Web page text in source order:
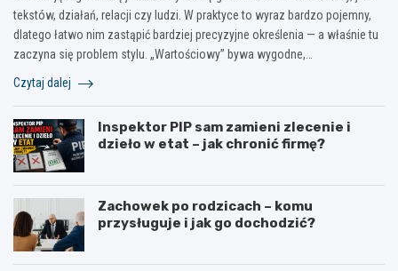
tekstów, działań, relacji czy ludzi. W praktyce to wyraz bardzo pojemny,
dlatego łatwo nim zastąpić bardziej precyzyjne określenia — a właśnie tu
zaczyna się problem stylu. „Wartościowy” bywa wygodne,…
Czytaj dalej
Inspektor PIP sam zamieni zlecenie i
dzieło w etat – jak chronić firmę?
Zachowek po rodzicach – komu
przysługuje i jak go dochodzić?